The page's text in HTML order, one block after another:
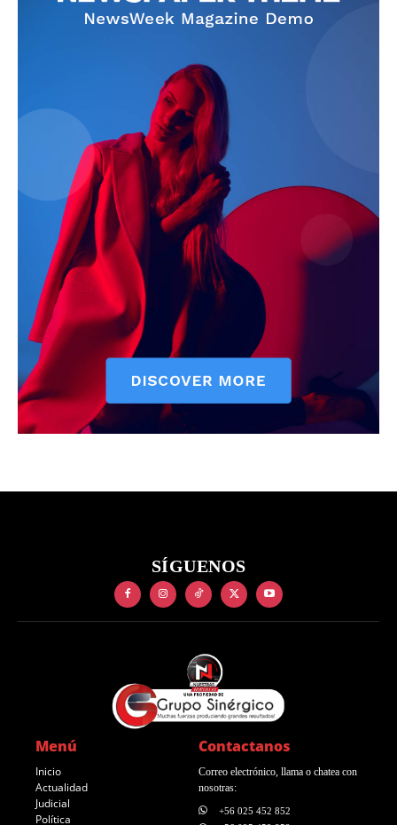
SÍGUENOS
Menú
Inicio
Actualidad
Judicial
Política
Contactanos
Correo electrónico, llama o chatea con
nosotras:
+56 025 452 852